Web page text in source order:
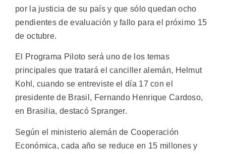
por la justicia de su país y que sólo quedan ocho
pendientes de evaluación y fallo para el próximo 15
de octubre.
El Programa Piloto será uno de los temas
principales que tratará el canciller alemán, Helmut
Kohl, cuando se entreviste el día 17 con el
presidente de Brasil, Fernando Henrique Cardoso,
en Brasilia, destacó Spranger.
Según el ministerio alemán de Cooperación
Económica, cada año se reduce en 15 millones y